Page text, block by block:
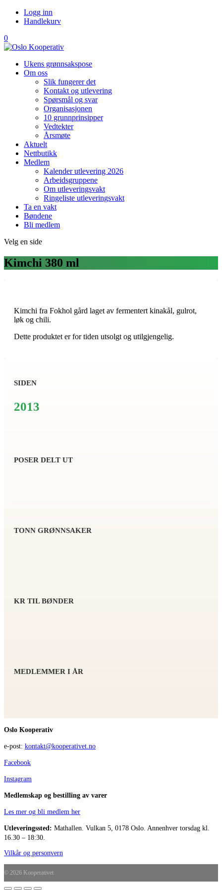
Logg inn
Handlekurv
0
Ukens grønnsakspose
Om oss
Slik fungerer det
Kontakt og utlevering
Spørsmål og svar
Organisasjonen
10 grunnprinsipper
Vedtekter
Årsmøte
Aktuelt
Nettbutikk
Medlem
Kalender utlevering 2026
Arbeidsgruppene
Om utleveringsvakt
Ringeliste utleveringsvakt
Ta en vakt
Bøndene
Bli medlem
Velg en side
Kimchi 380 ml
Kimchi fra Fokhol gård laget av fermentert kinakål, gulrot,
løk og chili.
Dette produktet er for tiden utsolgt og utilgjengelig.
SIDEN
2013
POSER DELT UT
TONN GRØNNSAKER
KR TIL BØNDER
MEDLEMMER I ÅR
Oslo Kooperativ
e-post: kontakt@kooperativet.no
Facebook
Instagram
Medlemskap og bestilling av varer
Les mer og bli medlem her
Utleveringssted: Mathallen. Vulkan 5, 0178 Oslo. Annenhver torsdag kl.
16.30 – 18:30.
Vilkår og personvern
© 2026 Kooperativet